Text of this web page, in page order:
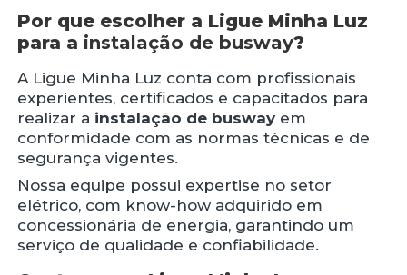
Por que escolher a Ligue Minha Luz
para a instalação de busway?
A Ligue Minha Luz conta com profissionais
experientes, certificados e capacitados para
realizar a instalação de busway em
conformidade com as normas técnicas e de
segurança vigentes.
Nossa equipe possui expertise no setor
elétrico, com know-how adquirido em
concessionária de energia, garantindo um
serviço de qualidade e confiabilidade.